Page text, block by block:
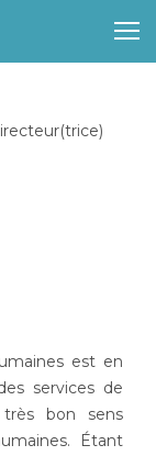
est en
services de
très bon sens
Étant